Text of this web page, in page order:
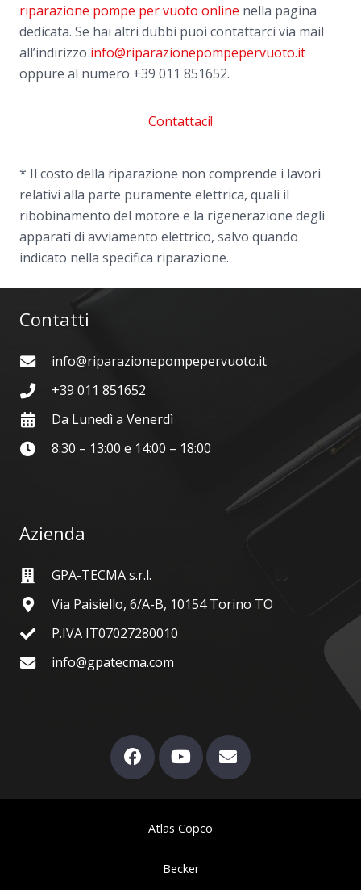
riparazione pompe per vuoto online nella pagina
dedicata. Se hai altri dubbi puoi contattarci via mail
all’indirizzo info@riparazionepompepervuoto.it
oppure al numero +39 011 851652.
Contattaci!
* Il costo della riparazione non comprende i lavori
relativi alla parte puramente elettrica, quali il
ribobinamento del motore e la rigenerazione degli
apparati di avviamento elettrico, salvo quando
indicato nella specifica riparazione.
Contatti
info@riparazionepompepervuoto.it
+39 011 851652
Da Lunedì a Venerdì
8:30 – 13:00 e 14:00 – 18:00
Azienda
GPA-TECMA s.r.l.
Via Paisiello, 6/A-B, 10154 Torino TO
P.IVA IT07027280010
info@gpatecma.com
Atlas Copco
Becker